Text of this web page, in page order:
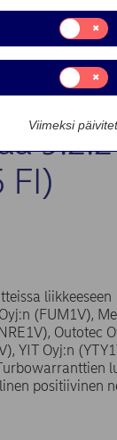
FI)
(FUM1V),
Outotec
YIT Oyj:n
positiivinen
Tilastointi
Markkinointi
Viimeksi